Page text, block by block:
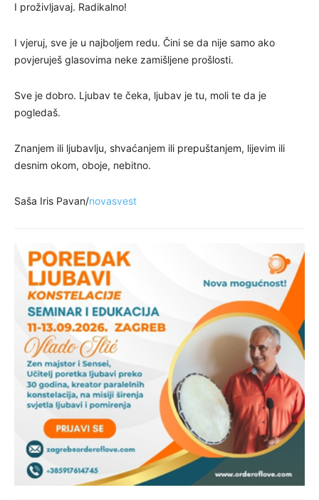
I proživljavaj. Radikalno!
I vjeruj, sve je u najboljem redu. Čini se da nije samo ako
povjeruješ glasovima neke zamišljene prošlosti.
Sve je dobro. Ljubav te čeka, ljubav je tu, moli te da je
pogledaš.
Znanjem ili ljubavlju, shvaćanjem ili prepuštanjem, lijevim ili
desnim okom, oboje, nebitno.
Saša Iris Pavan/novasvest